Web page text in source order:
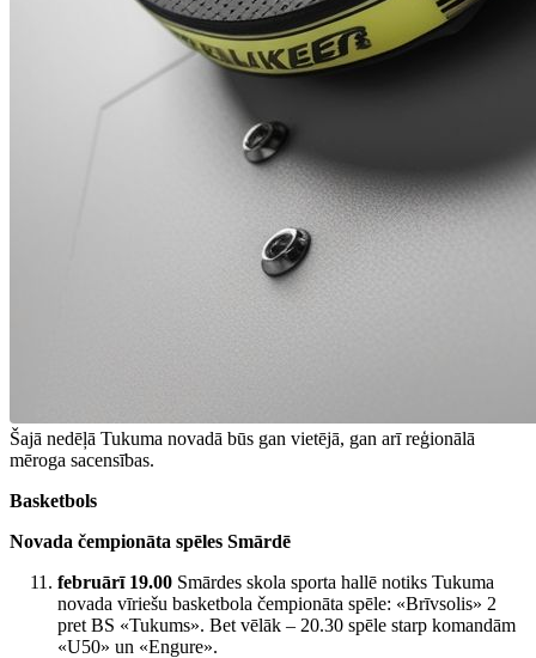
Šajā nedēļā Tukuma novadā būs gan vietējā, gan arī reģionālā
mēroga sacensības.
Basketbols
Novada čempionāta spēles Smārdē
februārī 19.00 Smārdes skola sporta hallē notiks Tukuma
novada vīriešu basketbola čempionāta spēle: «Brīvsolis» 2
pret BS «Tukums». Bet vēlāk – 20.30 spēle starp komandām
«U50» un «Engure».